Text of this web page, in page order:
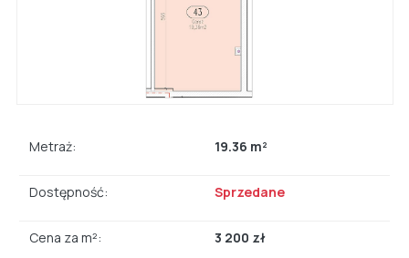
Metraż: 19.36 m²
Dostępność: Sprzedane
Cena za m²: 3 200 zł